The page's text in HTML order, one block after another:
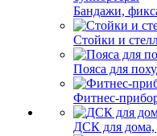
Бандажи,
Стойки и
Пояса для
Фитнес-
ДСК для дома,